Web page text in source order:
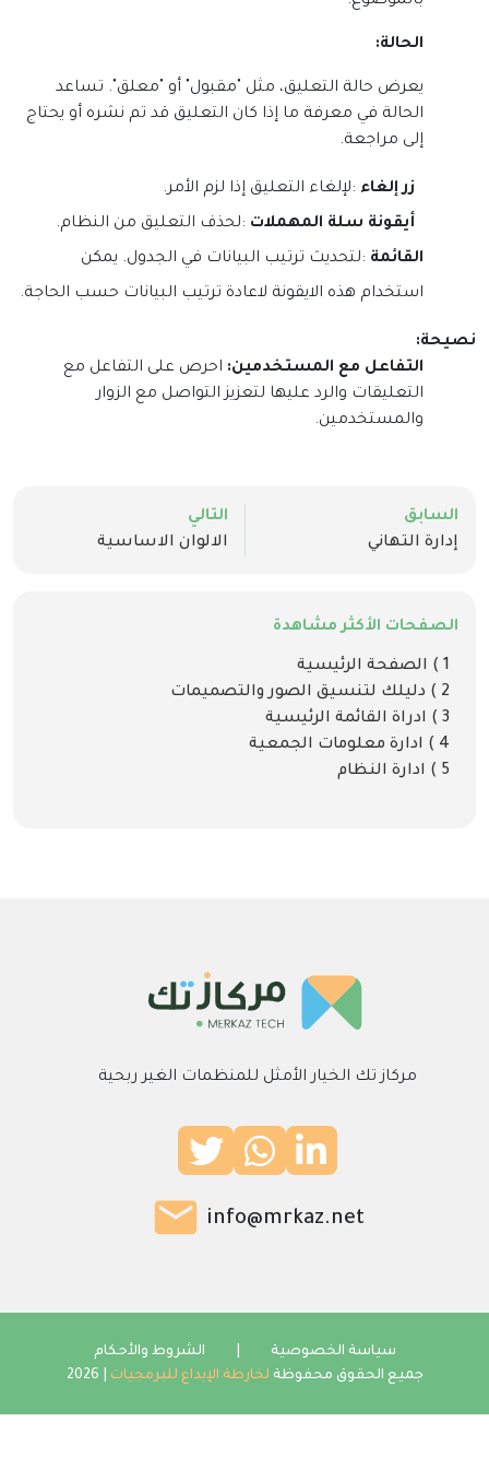
الحالة:
يعرض حالة التعليق، مثل "مقبول" أو "معلق". تساعد
الحالة في معرفة ما إذا كان التعليق قد تم نشره أو يحتاج
إلى مراجعة.
زر إلغاء :لإلغاء التعليق إذا لزم الأمر.
أيقونة سلة المهملات :لحذف التعليق من النظام.
القائمة :لتحديث ترتيب البيانات في الجدول. يمكن
استخدام هذه الايقونة لاعادة ترتيب البيانات حسب الحاجة.
نصيحة:
التفاعل مع المستخدمين: احرص على التفاعل مع
التعليقات والرد عليها لتعزيز التواصل مع الزوار
والمستخدمين.
السابق
إدارة التهاني
التالي
الالوان الاساسية
الصفحات الأكثر مشاهدة
1 ) الصفحة الرئيسية
2 ) دليلك لتنسيق الصور والتصميمات
3 ) ادراة القائمة الرئيسية
4 ) ادارة معلومات الجمعية
5 ) ادارة النظام
مركاز تك الخيار الأمثل للمنظمات الغير ربحية
info@mrkaz.net
سياسة الخصوصية
الشروط والأحكام
جميع الحقوق محفوظة لخارطة الإبداع للبرمجيات